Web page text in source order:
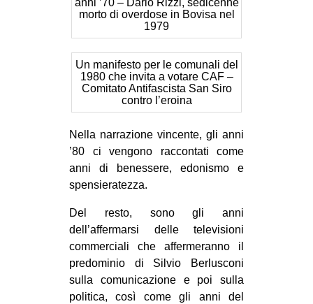
anni ’70 – Dario Rizzi, sedicenne
morto di overdose in Bovisa nel
1979
Un manifesto per le comunali del
1980 che invita a votare CAF –
Comitato Antifascista San Siro
contro l’eroina
Nella narrazione vincente, gli anni
’80 ci vengono raccontati come
anni di benessere, edonismo e
spensieratezza.
Del resto, sono gli anni
dell’affermarsi delle televisioni
commerciali che affermeranno il
predominio di Silvio Berlusconi
sulla comunicazione e poi sulla
politica, così come gli anni del